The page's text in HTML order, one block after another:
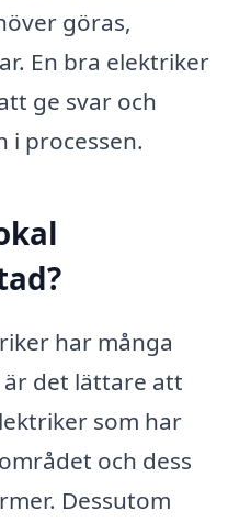
göras,
En bra elektriker
ge svar och
i processen.
har många
det lättare att
som har
och dess
Dessutom